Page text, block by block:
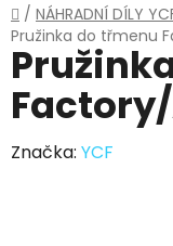
Domů
/ NÁHRADNÍ DÍLY
Pružinka do třmenu
Značka: YCF